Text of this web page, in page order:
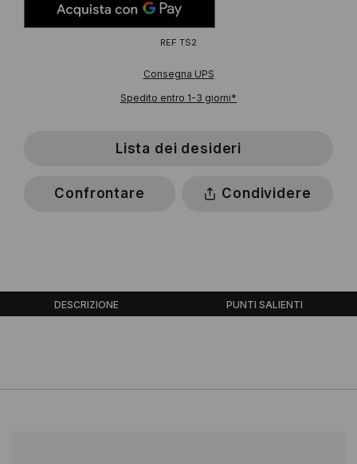
REF TS2
Consegna UPS
Spedito entro 1-3 giorni*
Lista dei desideri
Confrontare Condividere
DESCRIZIONE PUNTI SALIENTI